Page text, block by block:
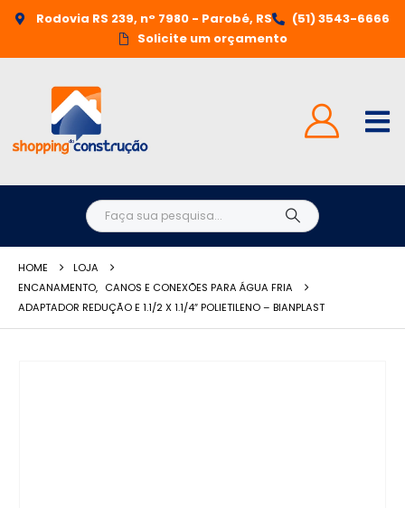
Rodovia RS 239, n° 7980 - Parobé, RS
(51) 3543-6666
Solicite um orçamento
HOME
LOJA
ENCANAMENTO, CANOS E CONEXÕES PARA ÁGUA FRIA
ADAPTADOR REDUÇÃO E 1.1/2 X 1.1/4″ POLIETILENO – BIANPLAST